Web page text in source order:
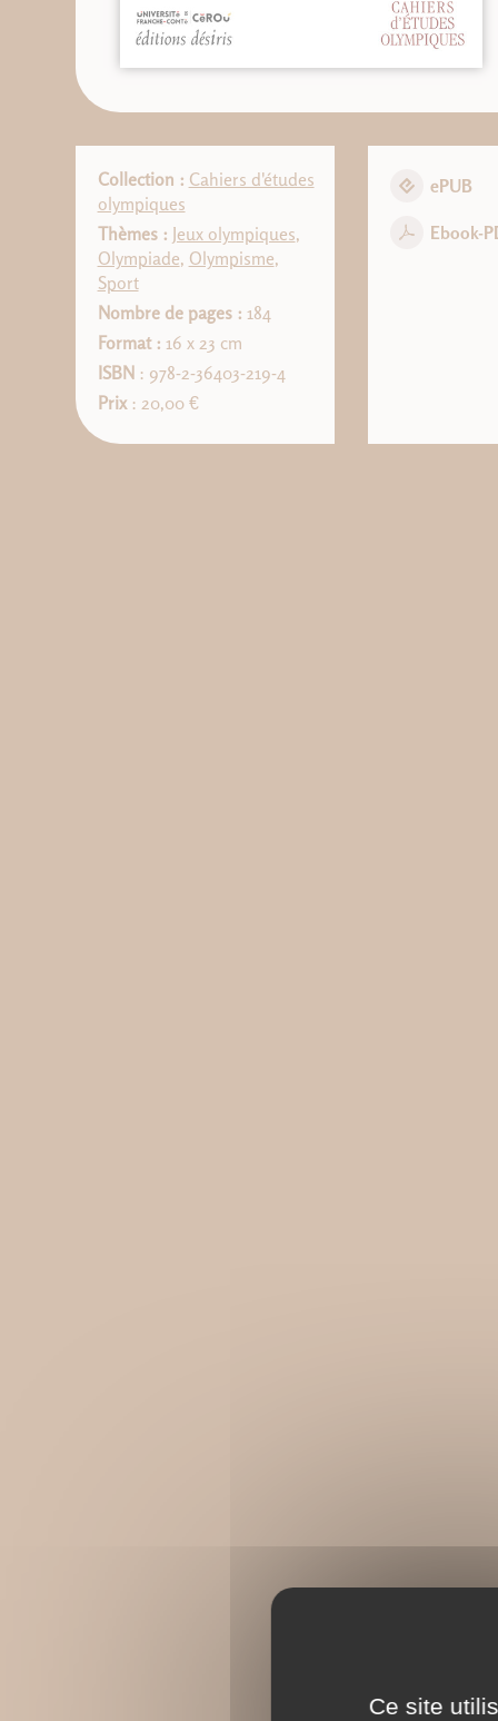
Collection : Cahiers d'études
olympiques
Thèmes : Jeux olympiques,
Olympiade, Olympisme,
Sport
Nombre de pages : 184
Format : 16 x 23 cm
ISBN : 978-2-36403-219-4
Prix: 20,00 €
ePUB
Ebook-
Ce site